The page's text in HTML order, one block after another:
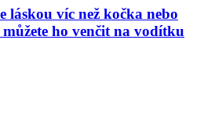
láskou víc než kočka nebo
ho venčit na vodítku